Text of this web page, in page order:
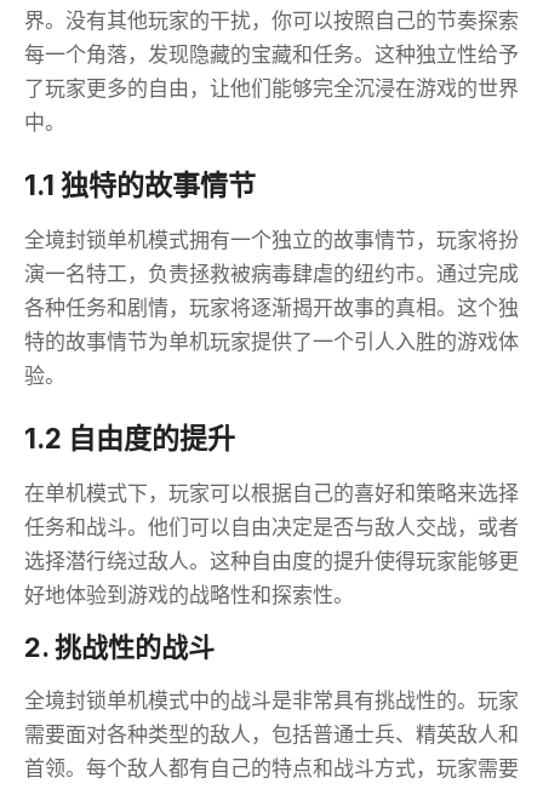
界。没有其他玩家的干扰，你可以按照自己的节奏探索
每一个角落，发现隐藏的宝藏和任务。这种独立性给予
了玩家更多的自由，让他们能够完全沉浸在游戏的世界
中。
1.1 独特的故事情节
全境封锁单机模式拥有一个独立的故事情节，玩家将扮
演一名特工，负责拯救被病毒肆虐的纽约市。通过完成
各种任务和剧情，玩家将逐渐揭开故事的真相。这个独
特的故事情节为单机玩家提供了一个引人入胜的游戏体
验。
1.2 自由度的提升
在单机模式下，玩家可以根据自己的喜好和策略来选择
任务和战斗。他们可以自由决定是否与敌人交战，或者
选择潜行绕过敌人。这种自由度的提升使得玩家能够更
好地体验到游戏的战略性和探索性。
2. 挑战性的战斗
全境封锁单机模式中的战斗是非常具有挑战性的。玩家
需要面对各种类型的敌人，包括普通士兵、精英敌人和
首领。每个敌人都有自己的特点和战斗方式，玩家需要